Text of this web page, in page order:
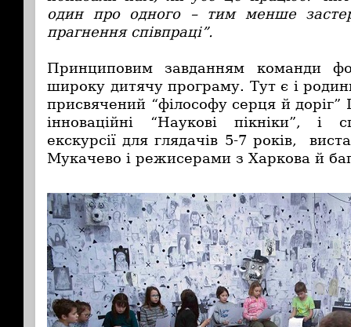
один про одного – тим менше
прагнення співпраці”.
Принциповим завданням команди
широку дитячу програму. Тут є і
присвячений “філософу серця й доріг”
інноваційні “Наукові пікніки”, і
екскурсії для глядачів 5-7 років,
Мукачево і режисерами з Харкова й